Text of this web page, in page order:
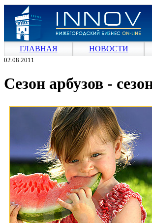
ГЛАВНАЯ НОВОСТИ
02.08.2011
Сезон арбузов -